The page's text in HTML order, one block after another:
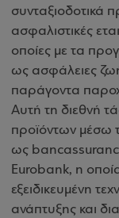
συνταξιοδοτικά
ασφαλιστικές
οποίες με τα
ως ασφάλειες
παράγοντα
Αυτή τη διεθνή
προϊόντων μέσω
ως
Eurobank, η
εξειδικευμένη
ανάπτυξης και